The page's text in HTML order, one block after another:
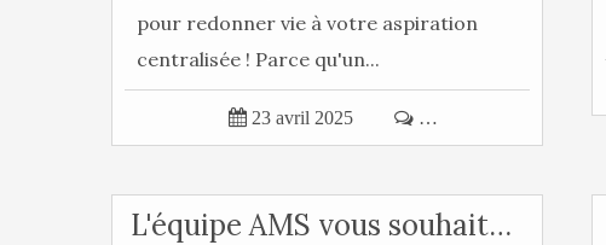
pour redonner vie à votre aspiration
centralisée ! Parce qu'un...
 23 avril 2025  …
L'équipe AMS vous souhaite une bonne année 🙂